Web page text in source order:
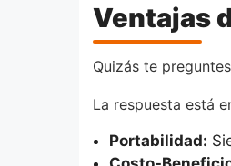
Ventajas
Quizás te
La respuesta está
Portabilidad: